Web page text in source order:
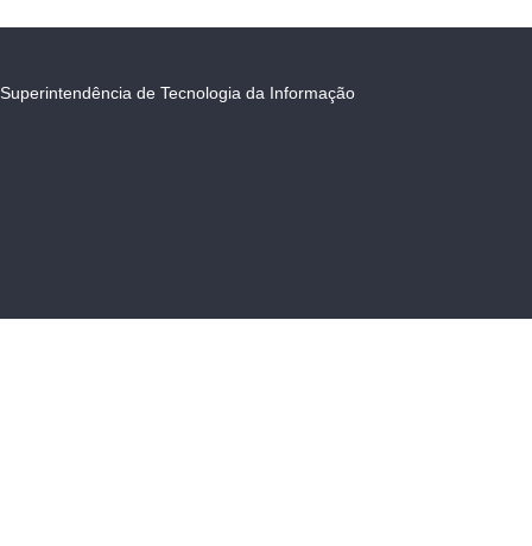
Superintendência de Tecnologia da Informação